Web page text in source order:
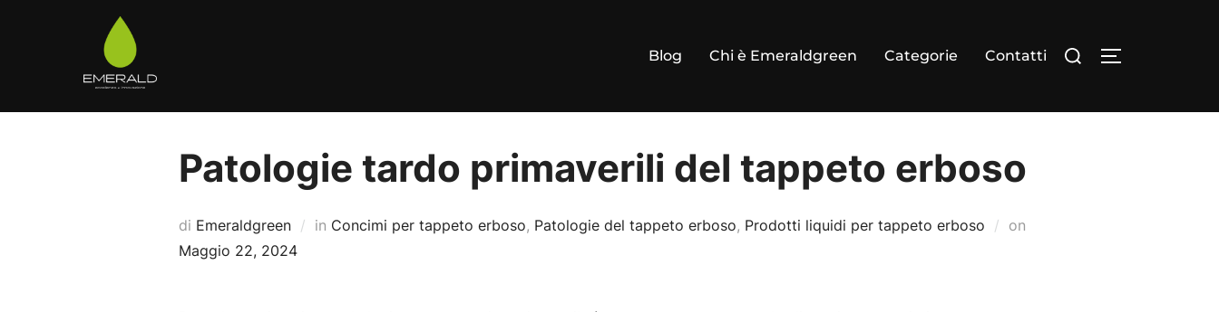
Blog Chi è Emeraldgreen Categorie Contatti
Cerca
per:
APRI/CHIUDI
Patologie tardo primaverili del tappeto erboso
di Emeraldgreen in Concimi per tappeto erboso, Patologie del tappeto erboso, Prodotti liquidi per tappeto erboso on
Maggio 22, 2024